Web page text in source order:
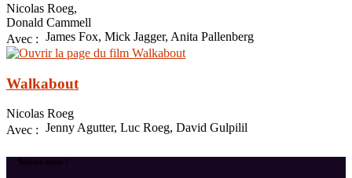
Nicolas Roeg,
Donald Cammell
Avec : James Fox, Mick Jagger, Anita Pallenberg
Walkabout
Nicolas Roeg
Avec : Jenny Agutter, Luc Roeg, David Gulpilil
Suivez-nous !